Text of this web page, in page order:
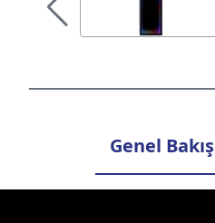
Genel Bakış